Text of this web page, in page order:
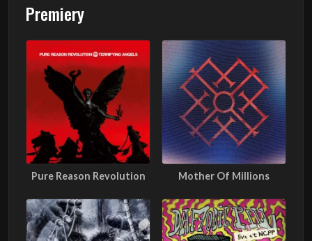
Premiery
Pure Reason Revolution Mother Of Millions